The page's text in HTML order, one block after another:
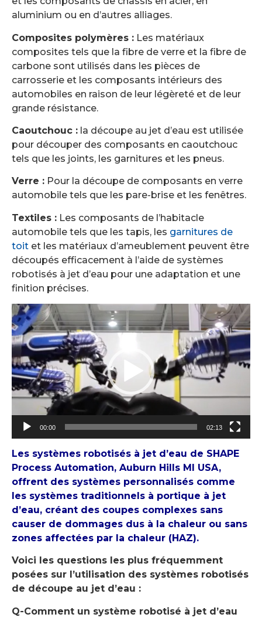
aluminium ou en d’autres alliages.
Composites polymères : Les matériaux
composites tels que la fibre de verre et la fibre de
carbone sont utilisés dans les pièces de
carrosserie et les composants intérieurs des
automobiles en raison de leur légèreté et de leur
grande résistance.
Caoutchouc : la découpe au jet d’eau est utilisée
pour découper des composants en caoutchouc
tels que les joints, les garnitures et les pneus.
Verre : Pour la découpe de composants en verre
automobile tels que les pare-brise et les fenêtres.
Textiles : Les composants de l’habitacle
automobile tels que les tapis, les garnitures de
toit et les matériaux d’ameublement peuvent être
découpés efficacement à l’aide de systèmes
robotisés à jet d’eau pour une adaptation et une
finition précises.
Lecteur
vidéo
00:00 02:13
Les systèmes robotisés à jet d’eau de SHAPE
Process Automation, Auburn Hills MI USA,
offrent des systèmes personnalisés comme
les systèmes traditionnels à portique à jet
d’eau, créant des coupes complexes sans
causer de dommages dus à la chaleur ou sans
zones affectées par la chaleur (HAZ).
Voici les questions les plus fréquemment
posées sur l’utilisation des systèmes robotisés
de découpe au jet d’eau :
Q-Comment un système robotisé à jet d’eau